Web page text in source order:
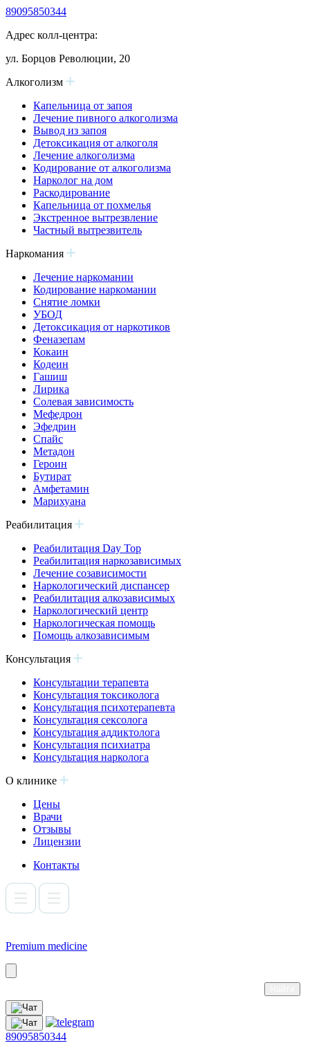
89095850344
Адрес колл-центра:
ул. Борцов Революции, 20
Алкоголизм
Капельница от запоя
Лечение пивного алкоголизма
Вывод из запоя
Детоксикация от алкоголя
Лечение алкоголизма
Кодирование от алкоголизма
Нарколог на дом
Раскодирование
Капельница от похмелья
Экстренное вытрезвление
Частный вытрезвитель
Наркомания
Лечение наркомании
Кодирование наркомании
Снятие ломки
УБОД
Детоксикация от наркотиков
Феназепам
Кокаин
Кодеин
Гашиш
Лирика
Солевая зависимость
Мефедрон
Эфедрин
Спайс
Метадон
Героин
Бутират
Амфетамин
Марихуана
Реабилитация
Реабилитация Day Top
Реабилитация наркозависимых
Лечение созависимости
Наркологический диспансер
Реабилитация алкозависимых
Наркологический центр
Наркологическая помощь
Помощь алкозависимым
Консультация
Консультации терапевта
Консультация токсиколога
Консультация психотерапевта
Консультация сексолога
Консультация аддиктолога
Консультация психиатра
Консультация нарколога
О клинике
Цены
Врачи
Отзывы
Лицензии
Контакты
Premium medicine
89095850344